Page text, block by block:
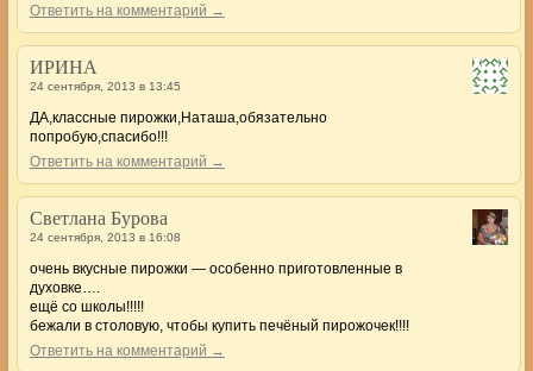
Ответить на комментарий →
ИРИНА
24 сентября, 2013 в 13:45
ДА,классные пирожки,Наташа,обязательно
попробую,спасибо!!!
Ответить на комментарий →
Светлана Бурова
24 сентября, 2013 в 16:08
очень вкусные пирожки — особенно приготовленные в
духовке….
ещё со школы!!!!!
бежали в столовую, чтобы купить печёный пирожочек!!!!
Ответить на комментарий →